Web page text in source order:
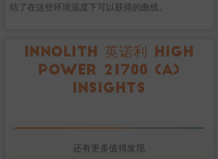
结了在这些环境温度下可以获得的曲线。
INNOLITH 英诺利 HIGH
POWER 21700 (A)
INSIGHTS
还有更多值得发现